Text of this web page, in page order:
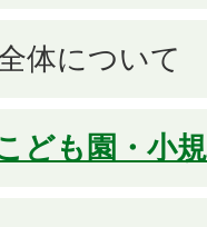
体について
ども園・小